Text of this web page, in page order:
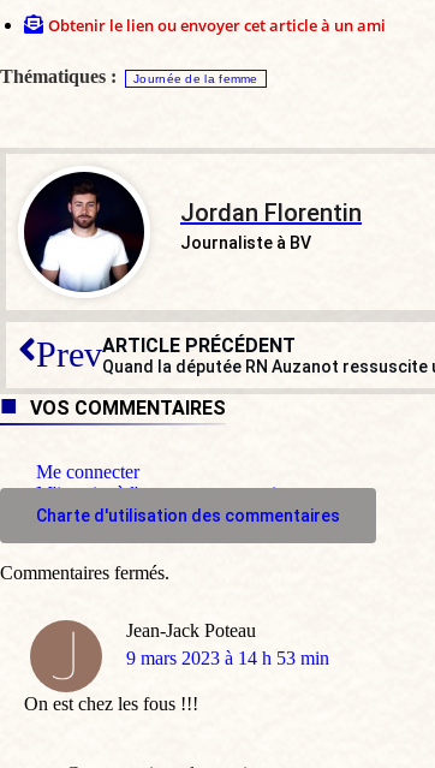
Obtenir le lien ou envoyer cet article à un ami
Thématiques : Journée de la femme
Jordan Florentin
Journaliste à BV
PrevARTICLE PRÉCÉDENT
Quand la députée RN Auzanot ressuscite
VOS COMMENTAIRES
Me connecter
M'inscrire à l'espace commentaire
Charte d'utilisation des commentaires
Jean-Jack Poteau
dit
9 mars 2023 à 14 h 53 min
On est chez les fous !!!
Commentaires fermés.